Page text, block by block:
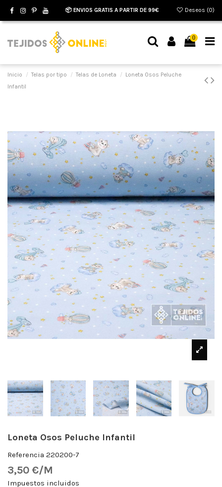
📦 ENVIOS GRATIS A PARTIR DE 99€ Deseos (0)
0
Inicio Telas por tipo Telas de Loneta
Loneta Osos Peluche
Infantil
Loneta Osos Peluche Infantil
Referencia 220200-7
3,50 €/M
Impuestos incluidos